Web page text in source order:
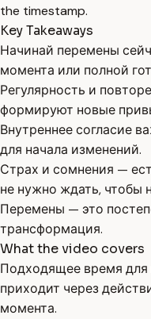
the timestamp.
Key Takeaways
Начинай перемены
момента или полной
Регулярность и
формируют новые
Внутреннее согласие
для начала изменений.
Страх и сомнения —
не нужно ждать, чтобы
Перемены — это
трансформация.
What the video covers
Подходящее время
приходит через
момента.